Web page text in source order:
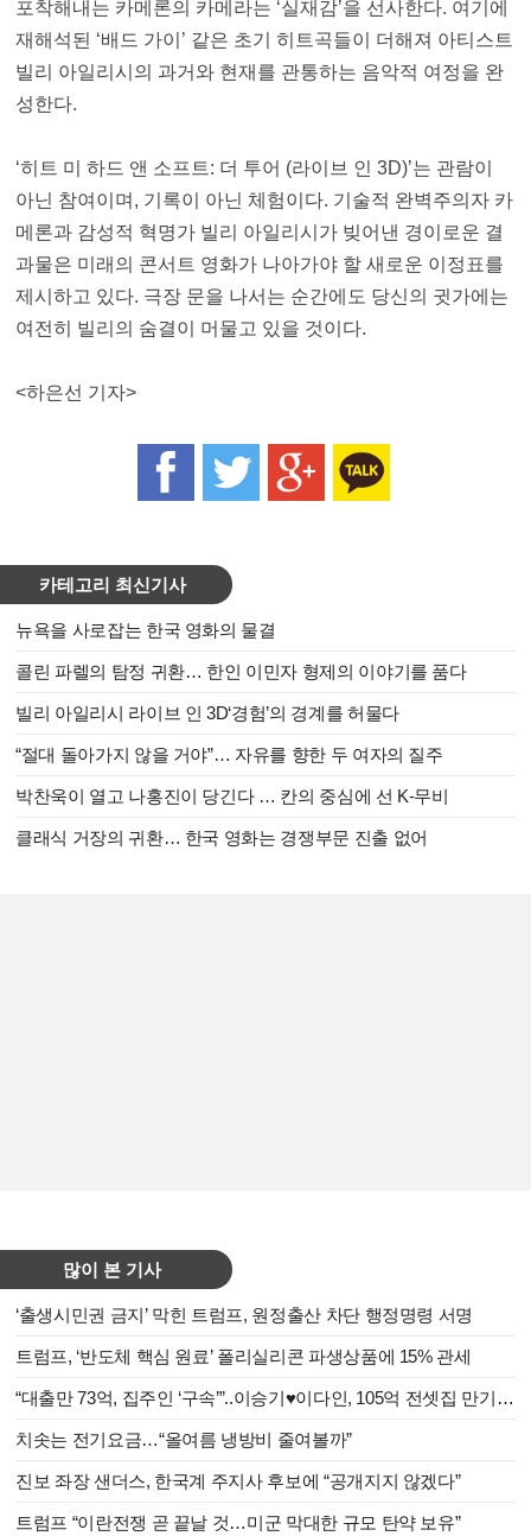
포착해내는 카메론의 카메라는 ‘실재감’을 선사한다. 여기에
재해석된 ‘배드 가이’ 같은 초기 히트곡들이 더해져 아티스트
빌리 아일리시의 과거와 현재를 관통하는 음악적 여정을 완
성한다.
‘히트 미 하드 앤 소프트: 더 투어 (라이브 인 3D)’는 관람이
아닌 참여이며, 기록이 아닌 체험이다. 기술적 완벽주의자 카
메론과 감성적 혁명가 빌리 아일리시가 빚어낸 경이로운 결
과물은 미래의 콘서트 영화가 나아가야 할 새로운 이정표를
제시하고 있다. 극장 문을 나서는 순간에도 당신의 귓가에는
여전히 빌리의 숨결이 머물고 있을 것이다.
<하은선 기자>
카테고리 최신기사
뉴욕을 사로잡는 한국 영화의 물결
콜린 파렐의 탐정 귀환… 한인 이민자 형제의 이야기를 품다
빌리 아일리시 라이브 인 3D‘경험’의 경계를 허물다
“절대 돌아가지 않을 거야”… 자유를 향한 두 여자의 질주
박찬욱이 열고 나홍진이 당긴다 … 칸의 중심에 선 K-무비
클래식 거장의 귀환… 한국 영화는 경쟁부문 진출 없어
많이 본 기사
‘출생시민권 금지’ 막힌 트럼프, 원정출산 차단 행정명령 서명
트럼프, ‘반도체 핵심 원료’ 폴리실리콘 파생상품에 15% 관세
“대출만 73억, 집주인 ‘구속’”..이승기♥이다인, 105억 전셋집 만기 앞두고 날벼락
치솟는 전기요금…“올여름 냉방비 줄여볼까”
진보 좌장 샌더스, 한국계 주지사 후보에 “공개지지 않겠다”
트럼프 “이란전쟁 곧 끝날 것…미군 막대한 규모 탄약 보유”